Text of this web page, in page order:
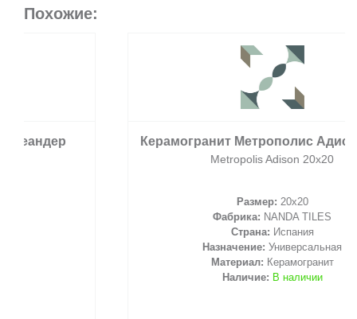
Похожие:
Керамогранит Метрополис Адисон 20х20
Metropolis Adison 20х20
NANDA TILES
Универсальная
Керамогранит
В наличии